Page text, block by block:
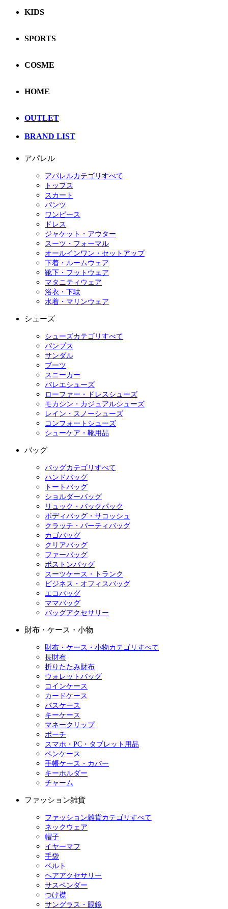
KIDS
SPORTS
COSME
HOME
OUTLET
BRAND LIST
アパレル
アパレルカテゴリすべて
トップス
スカート
パンツ
ワンピース
ドレス
ジャケット・アウター
スーツ・フォーマル
オールインワン・セットアップ
下着・ルームウェア
靴下・フットウェア
マタニティウェア
浴衣・下駄
水着・マリンウェア
シューズ
シューズカテゴリすべて
パンプス
サンダル
ブーツ
スニーカー
バレエシューズ
ローファー・ドレスシューズ
モカシン・カジュアルシューズ
レイン・スノーシューズ
コンフォートシューズ
シューケア・靴用品
バッグ
バッグカテゴリすべて
ハンドバッグ
トートバッグ
ショルダーバッグ
リュック・バックパック
ボディバッグ・サコッシュ
クラッチ・パーティバッグ
カゴバッグ
クリアバッグ
ファーバッグ
ボストンバッグ
スーツケース・トランク
ビジネス・オフィスバッグ
エコバッグ
ママバッグ
バッグアクセサリー
財布・ケース・小物
財布・ケース・小物カテゴリすべて
長財布
折りたたみ財布
ウォレットバッグ
コインケース
カードケース
パスケース
キーケース
マネークリップ
ポーチ
スマホ・PC・タブレット用品
ペンケース
手帳ケース・カバー
キーホルダー
チャーム
ファッション雑貨
ファッション雑貨カテゴリすべて
ネックウェア
帽子
イヤーマフ
手袋
ベルト
ヘアアクセサリー
サスペンダー
つけ襟
サングラス・眼鏡